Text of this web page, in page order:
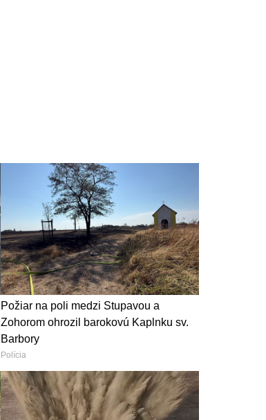
Požiar na poli medzi Stupavou a
Zohorom ohrozil barokovú Kaplnku sv.
Barbory
Polícia